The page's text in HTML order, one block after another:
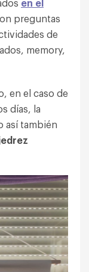
preguntas
de
memory,
en el caso de
días, la
así también